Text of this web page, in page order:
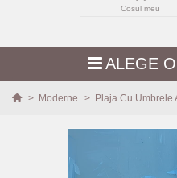
Cosul meu
ALEGE
> Moderne > Plaja Cu Umbrele